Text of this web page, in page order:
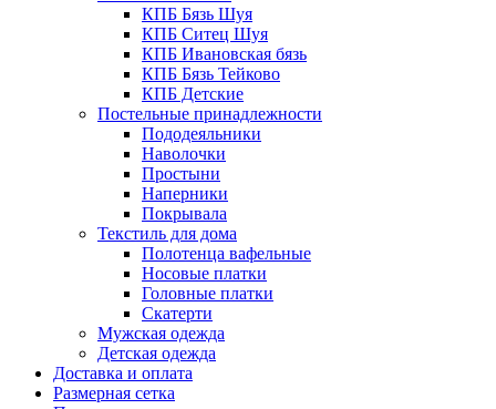
КПБ Бязь Шуя
КПБ Ситец Шуя
КПБ Ивановская бязь
КПБ Бязь Тейково
КПБ Детские
Постельные принадлежности
Пододеяльники
Наволочки
Простыни
Наперники
Покрывала
Текстиль для дома
Полотенца вафельные
Носовые платки
Головные платки
Скатерти
Мужская одежда
Детская одежда
Доставка и оплата
Размерная сетка